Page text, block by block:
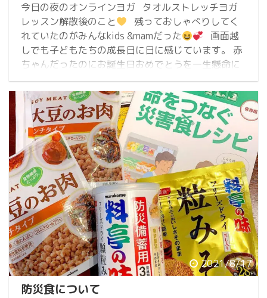
今日の夜のオンラインヨガ タオルストレッチヨガ
レッスン解散後のこと
残っておしゃべりしてく
れていたのがみんなkids &mamだった
画面越
しでも子どもたちの成長日に日に感じています。 赤
ちゃんだったのにお誕生日おめでとうを一生懸命に
伝えてくれて
もはやおばあちゃん気分でうれし
かったよー
いつもありがとう
2021/8/17
防災食について